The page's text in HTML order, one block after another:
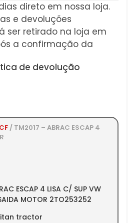
direto em nossa loja.
e devoluções
ser retirado na loja em
a confirmação da
de devolução
CF / TM2017 – ABRAC ESCAP 4
ESCAP 4 LISA C/ SUP VW
MOTOR 2TO253252
tractor